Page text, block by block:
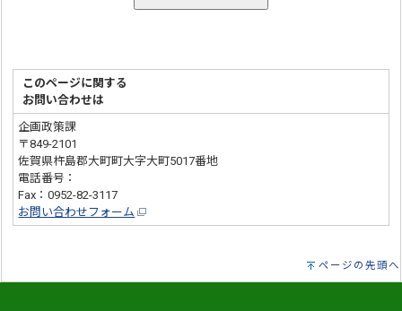
このページに関する
お問い合わせは
企画政策課
〒849-2101
佐賀県杵島郡大町町大字大町5017番地
電話番号：
Fax：0952-82-3117
お問い合わせフォーム
ページの先頭へ